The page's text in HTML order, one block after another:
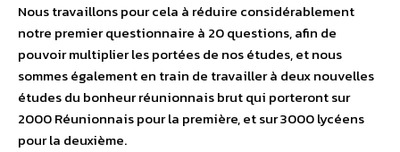
Nous travaillons pour cela à réduire considérablement
notre premier questionnaire à 20 questions, afin de
pouvoir multiplier les portées de nos études, et nous
sommes également en train de travailler à deux nouvelles
études du bonheur réunionnais brut qui porteront sur
2000 Réunionnais pour la première, et sur 3000 lycéens
pour la deuxième.